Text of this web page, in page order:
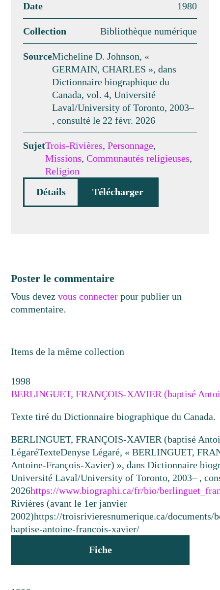
Date 1980
Collection Bibliothèque numérique
SourceMicheline D. Johnson, «
GERMAIN, CHARLES », dans
Dictionnaire biographique du
Canada, vol. 4, Université
Laval/University of Toronto, 2003–
, consulté le 22 févr. 2026
SujetTrois-Rivières,Personnage,
Missions,Communautés religieuses,
Religion
Détails
Télécharger
Poster le commentaire
Vous devezvous connecter pour publier un
commentaire.
Items de la même collection
1998
BERLINGUET, FRANÇOIS-XAVIER (baptisé
Texte tiré du Dictionnaire biographique du Canada.
BERLINGUET, FRANÇOIS-XAVIER (baptisé
LégaréTexteDenyse Légaré, « BERLINGUET,
Antoine-François-Xavier) », dans Dictionnaire
Université Laval/University of Toronto, 2003– ,
2026https://www.biographi.ca/fr/bio/
Rivières (avant le 1er janvier
2002)https://troisrivieresnumerique.ca/
baptise-antoine-francois-xavier/
Fiche